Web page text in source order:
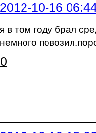
2012-10-16
я в том году брал
немного
0